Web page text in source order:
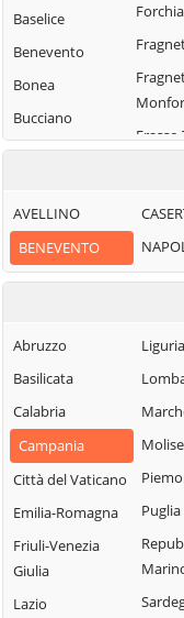
Baselice
Benevento
Bonea
Bucciano
Buonalbergo
Campolattaro
Campoli del
Monte Taburno
Castelfranco in
Castelpoto
Castelvenere
Val Fortore
Cautano
Forchia
Frasso
Moiano
Val
Morcone
Paduli
Pago
AVELLINO
BENEVENTO
Abruzzo
Basilicata
Calabria
Campania
Città del Vaticano
Emilia-Romagna
Friuli-Venezia
Giulia
Lazio
Liguria
Molise
Puglia